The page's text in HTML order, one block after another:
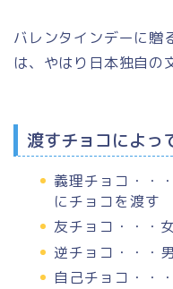
バレンタインデーに贈
は、やはり日本独自の
渡すチョコによっ
義理チョコ・・
にチョコを渡す
友チョコ・・・
逆チョコ・・・
自己チョコ・・